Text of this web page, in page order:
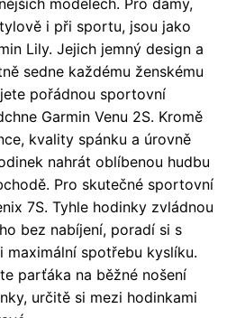
modelech. Pro dámy,
i při sportu, jsou jako
Lily. Jejich jemný design a
sedne každému ženskému
pořádnou sportovní
Garmin Venu 2S. Kromě
kvality spánku a úrovně
nahrát oblíbenou hudbu
Pro skutečné sportovní
7S. Tyhle hodinky zvládnou
bez nabíjení, poradí si s
maximální spotřebu kyslíku.
parťáka na běžné nošení
určitě si mezi hodinkami